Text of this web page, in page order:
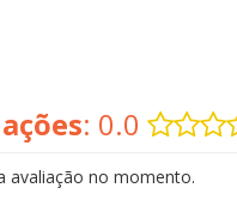
: 0.0
avaliação no momento.